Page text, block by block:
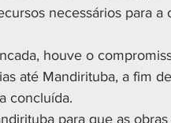
necessários para a
houve o
até Mandirituba, a fim
concluída.
para que as